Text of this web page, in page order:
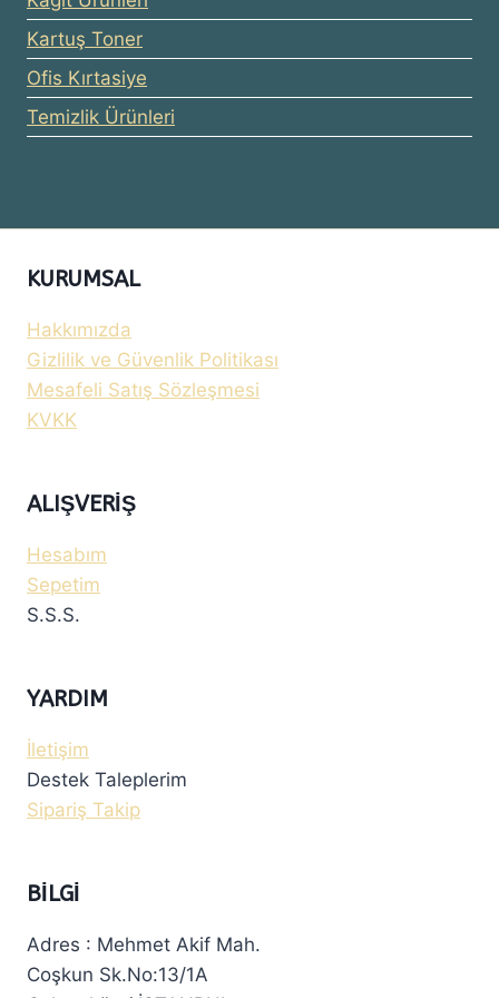
Kartuş Toner
Ofis Kırtasiye
Temizlik Ürünleri
KURUMSAL
Hakkımızda
Gizlilik ve Güvenlik Politikası
Mesafeli Satış Sözleşmesi
KVKK
ALIŞVERIŞ
Hesabım
Sepetim
S.S.S.
YARDIM
İletişim
Destek Taleplerim
Sipariş Takip
BILGI
Adres : Mehmet Akif Mah.
Coşkun Sk.No:13/1A